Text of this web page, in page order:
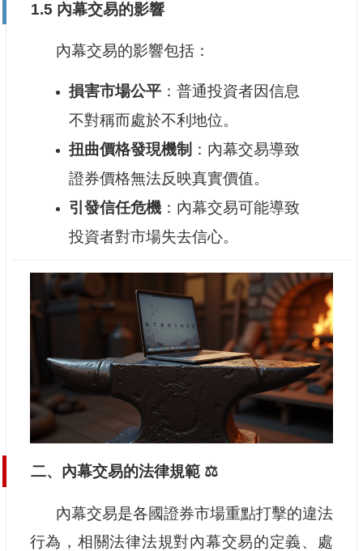
1.5 內幕交易的影響
內幕交易的影響包括：
損害市場公平：普通投資者因信息
不對稱而處於不利地位。
扭曲價格發現機制 ：內幕交易導致
證券價格無法反映真實價值。
引發信任危機：內幕交易可能導致
投資者對市場失去信心。
二、內幕交易的法律規範 ⚖️
內幕交易是各國證券市場重點打擊的違法
行為，相關法律法規對內幕交易的定義、處